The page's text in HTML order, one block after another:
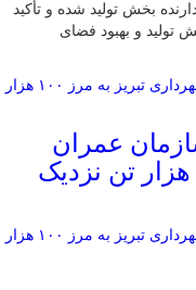
بخش تولید شده و تأکید
تولید و بهبود فضای
عمران
شهرداری تبریز به مرز ۱۰۰ هزار تن نزدیک